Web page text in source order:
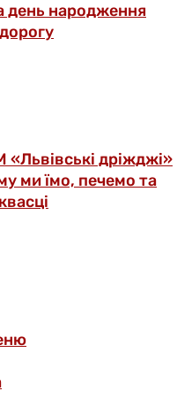
день народження
дріжджі»
ми їмо, печемо та